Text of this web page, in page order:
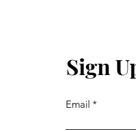
Sign
Email